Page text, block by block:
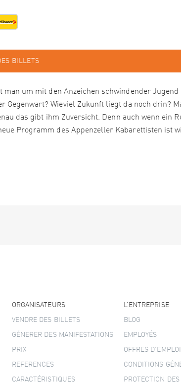
BILLETS
um mit den Anzeichen schwindender Jugend
Gegenwart? Wieviel Zukunft liegt da noch drin?
das gibt ihm Zuversicht. Denn auch wenn ein
Programm des Appenzeller Kabarettisten ist
ORGANISATEURS
VENDRE DES BILLETS
GÉNERER DES MANIFESTATIONS
PRIX
REFERENCES
CARACTÉRISTIQUES
L’ENTREPRISE
BLOG
EMPLOYÉS
OFFRES D’EMPLOI
CONDITIONS
PROTECTION